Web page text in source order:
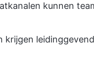
kunnen
krijgen